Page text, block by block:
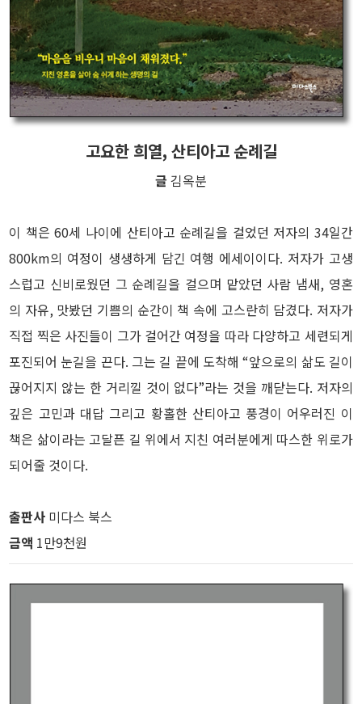
고요한 희열, 산티아고 순례길
글 김옥분
이 책은 60세 나이에 산티아고 순례길을 걸었던 저자의 34일간
800km의 여정이 생생하게 담긴 여행 에세이이다. 저자가 고생
스럽고 신비로웠던 그 순례길을 걸으며 맡았던 사람 냄새, 영혼
의 자유, 맛봤던 기쁨의 순간이 책 속에 고스란히 담겼다. 저자가
직접 찍은 사진들이 그가 걸어간 여정을 따라 다양하고 세련되게
포진되어 눈길을 끈다. 그는 길 끝에 도착해 “앞으로의 삶도 길이
끊어지지 않는 한 거리낄 것이 없다”라는 것을 깨닫는다. 저자의
깊은 고민과 대답 그리고 황홀한 산티아고 풍경이 어우러진 이
책은 삶이라는 고달픈 길 위에서 지친 여러분에게 따스한 위로가
되어줄 것이다.
출판사 미다스 북스
금액 1만9천원